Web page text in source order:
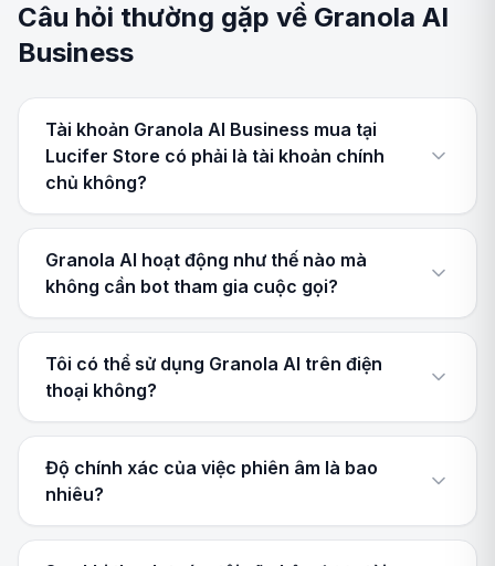
Câu hỏi thường gặp về Granola AI
Business
Tài khoản Granola AI Business mua tại
Lucifer Store có phải là tài khoản chính
chủ không?
Granola AI hoạt động như thế nào mà
không cần bot tham gia cuộc gọi?
Tôi có thể sử dụng Granola AI trên điện
thoại không?
Độ chính xác của việc phiên âm là bao
nhiêu?